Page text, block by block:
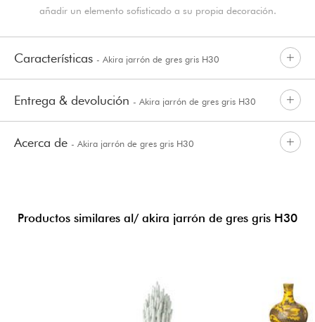
añadir un elemento sofisticado a su propia decoración.
Características - Akira jarrón de gres gris H30
Entrega & devolución - Akira jarrón de gres gris H30
Acerca de - Akira jarrón de gres gris H30
Productos similares al/ akira jarrón de gres gris H30